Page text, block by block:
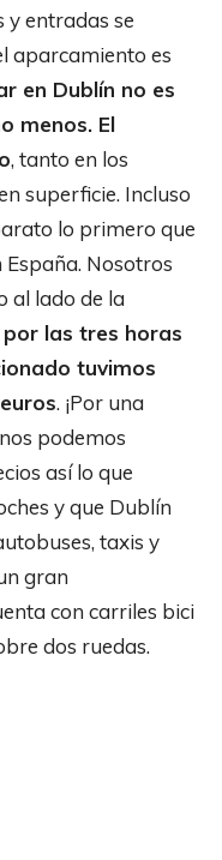
y entradas se
aparcamiento es
en Dublín no es
menos. El
, tanto en los
superficie. Incluso
lo primero que
Nosotros
al lado de la
por las tres horas
tuvimos
. ¡Por una
podemos
así lo que
y que Dublín
taxis y
gran
con carriles bici
dos ruedas.